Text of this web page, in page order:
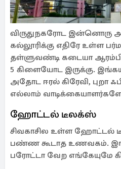
விருதுநகரோட இன்னொரு
கல்லூரிக்கு எதிரே உள்ள
தள்ளுவண்டி கடையா
5 கிளையோட இருக்கு.
அதோட ஈரல் கிரேவி, புறா
எல்லாம்
ஹோட்டல் டீலக்ஸ்
சிவகாசில உள்ள
பண்ண கூடாத உணவகம்.
பரோட்டா வேற எங்கேயுமே